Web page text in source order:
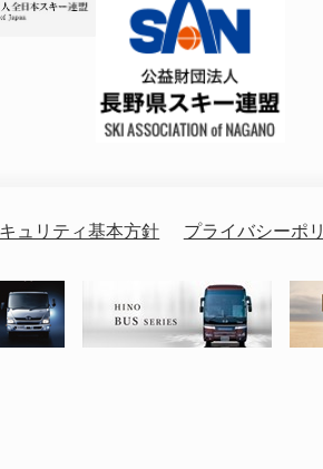
ュリティ基本方針 プライバシーポ